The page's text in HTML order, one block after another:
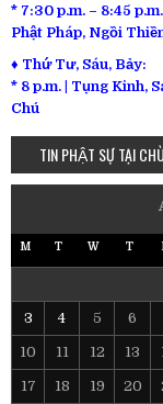
* 7:30 p.m. – 8:45
Phật Pháp, Ngồi
♦ Thứ Tư, Sáu, Bảy:
* 8 p.m. | Tụng Kinh,
Chú
TIN PHẬT SỰ TẠI
M T W T
3 4 5 6
10 11 12 13
17 18 19 20